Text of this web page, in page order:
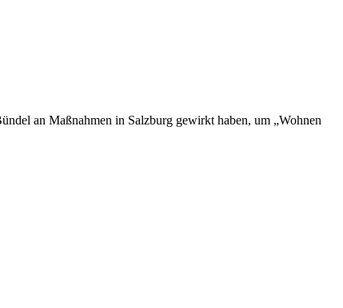
an Maßnahmen in Salzburg gewirkt haben, um „Wohnen